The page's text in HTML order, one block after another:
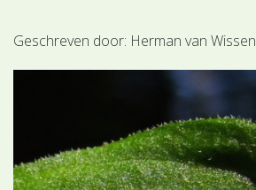
Determineren
Geschreven door: Herman van Wissen